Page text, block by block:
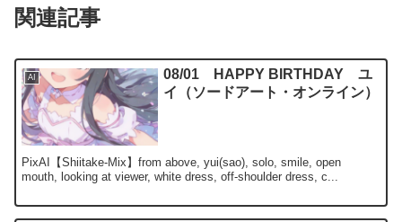
関連記事
AI
08/01 HAPPY BIRTHDAY ユ
イ（ソードアート・オンライン）
PixAI【Shiitake-Mix】from above, yui(sao), solo, smile, open
mouth, looking at viewer, white dress, off-shoulder dress, c...